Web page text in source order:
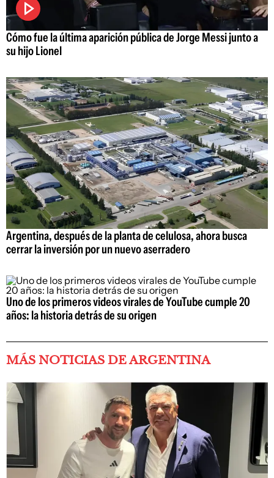
Cómo fue la última aparición pública de Jorge Messi junto a
su hijo Lionel
Argentina, después de la planta de celulosa, ahora busca
cerrar la inversión por un nuevo aserradero
Uno de los primeros videos virales de YouTube cumple 20
años: la historia detrás de su origen
MÁS NOTICIAS DE ARGENTINA